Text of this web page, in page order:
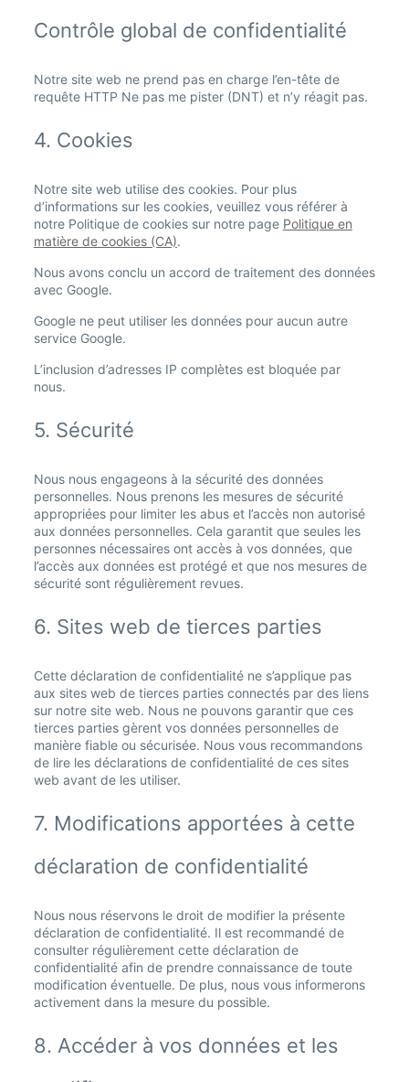
Contrôle global de confidentialité
Notre site web ne prend pas en charge l’en-tête de
requête HTTP Ne pas me pister (DNT) et n’y réagit pas.
4. Cookies
Notre site web utilise des cookies. Pour plus
d’informations sur les cookies, veuillez vous référer à
notre Politique de cookies sur notre page Politique en
matière de cookies (CA).
Nous avons conclu un accord de traitement des données
avec Google.
Google ne peut utiliser les données pour aucun autre
service Google.
L’inclusion d’adresses IP complètes est bloquée par
nous.
5. Sécurité
Nous nous engageons à la sécurité des données
personnelles. Nous prenons les mesures de sécurité
appropriées pour limiter les abus et l’accès non autorisé
aux données personnelles. Cela garantit que seules les
personnes nécessaires ont accès à vos données, que
l’accès aux données est protégé et que nos mesures de
sécurité sont régulièrement revues.
6. Sites web de tierces parties
Cette déclaration de confidentialité ne s’applique pas
aux sites web de tierces parties connectés par des liens
sur notre site web. Nous ne pouvons garantir que ces
tierces parties gèrent vos données personnelles de
manière fiable ou sécurisée. Nous vous recommandons
de lire les déclarations de confidentialité de ces sites
web avant de les utiliser.
7. Modifications apportées à cette
déclaration de confidentialité
Nous nous réservons le droit de modifier la présente
déclaration de confidentialité. Il est recommandé de
consulter régulièrement cette déclaration de
confidentialité afin de prendre connaissance de toute
modification éventuelle. De plus, nous vous informerons
activement dans la mesure du possible.
8. Accéder à vos données et les